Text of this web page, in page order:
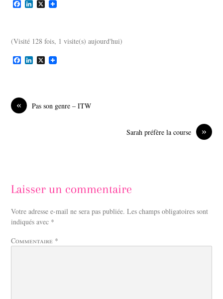
F
o
k
L
d
n
X
(Visité 128 fois, 1 visite(s) aujourd'hui)
F
o
o
k
L
I
X
« Pas son genre – ITW
»
Sarah préfère la course
Laisser un commentaire
Votre adresse e-mail ne sera pas publiée. Les champs obligatoires sont
indiqués avec *
Commentaire *